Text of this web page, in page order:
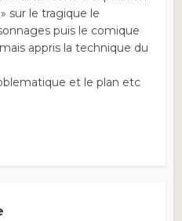
sur le tragique le
puis le comique
appris la technique du
et le plan etc